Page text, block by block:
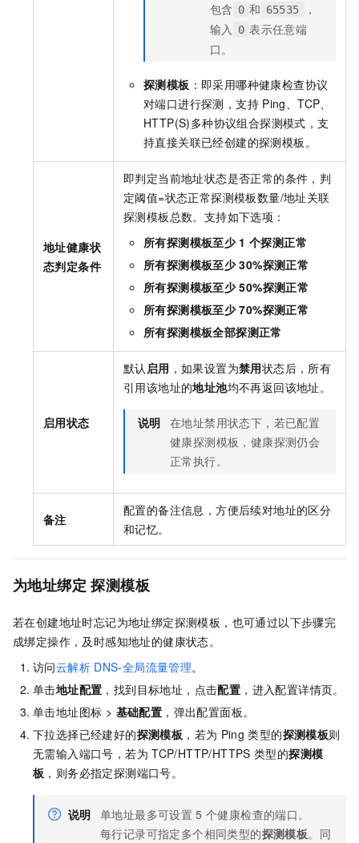
包含 0 和 65535
，
输入
0 表示任意端
口。
探测模板 ：即采用哪种健康检查协议
对端口进行探测，支持 Ping、TCP、
HTTP(S)多种协议组合探测模式，支
持直接关联已经创建的探测模板。
地址健康状
态判定条件
即判定当前地址状态是否正常的条件，判
定阈值=状态正常探测模板数量/地址关联
探测模板总数。支持如下选项：
所有探测模板至少 1 个探测正常
所有探测模板至少 30%探测正常
所有探测模板至少 50%探测正常
所有探测模板至少 70%探测正常
所有探测模板全部探测正常
启用状态
默认 启用 ，如果设置为禁用状态后，所有
引用该地址的地址池均不再返回该地址。
说明 在地址禁用状态下，若已配置
健康探测模板，健康探测仍会
正常执行。
备注
配置的备注信息，方便后续对地址的区分
和记忆。
为地址绑定探测模板
若在创建地址时忘记为地址绑定探测模板，也可通过以下步骤完
成绑定操作，及时感知地址的健康状态。
访问云解析 DNS-全局流量管理。
单击地址配置 ，找到目标地址，点击配置 ，进入配置详情页。
单击地址图标 > 基础配置 ，弹出配置面板。
下拉选择已经建好的探测模板 ，若为 Ping 类型的探测模板则
无需输入端口号，若为 TCP/HTTP/HTTPS 类型的探测模
板 ，则务必指定探测端口号。
说明 单地址最多可设置 5 个健康检查的端口。
每行记录可指定多个相同类型的探测模板。同